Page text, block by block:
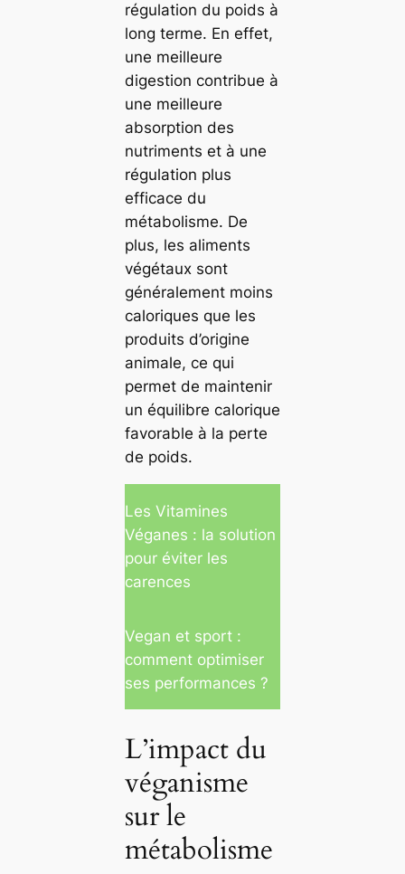
régulation du poids à
long terme. En effet,
une meilleure
digestion contribue à
une meilleure
absorption des
nutriments et à une
régulation plus
efficace du
métabolisme. De
plus, les aliments
végétaux sont
généralement moins
caloriques que les
produits d’origine
animale, ce qui
permet de maintenir
un équilibre calorique
favorable à la perte
de poids.
Les Vitamines
Véganes : la solution
pour éviter les
carences
Vegan et sport :
comment optimiser
ses performances ?
L’impact du
véganisme
sur le
métabolisme